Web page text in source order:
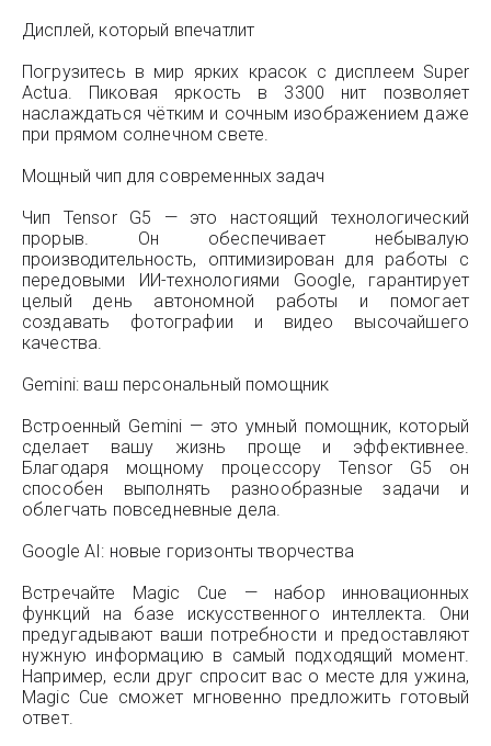
Дисплей, который впечатлит
Погрузитесь в мир ярких красок с дисплеем Super
Actua. Пиковая яркость в 3300 нит позволяет
наслаждаться чётким и сочным изображением даже
при прямом солнечном свете.
Мощный чип для современных задач
Чип Tensor G5 — это настоящий технологический
прорыв. Он обеспечивает небывалую
производительность, оптимизирован для работы с
передовыми ИИ-технологиями Google, гарантирует
целый день автономной работы и помогает
создавать фотографии и видео высочайшего
качества.
Gemini: ваш персональный помощник
Встроенный Gemini — это умный помощник, который
сделает вашу жизнь проще и эффективнее.
Благодаря мощному процессору Tensor G5 он
способен выполнять разнообразные задачи и
облегчать повседневные дела.
Google AI: новые горизонты творчества
Встречайте Magic Cue — набор инновационных
функций на базе искусственного интеллекта. Они
предугадывают ваши потребности и предоставляют
нужную информацию в самый подходящий момент.
Например, если друг спросит вас о месте для ужина,
Magic Cue сможет мгновенно предложить готовый
ответ.